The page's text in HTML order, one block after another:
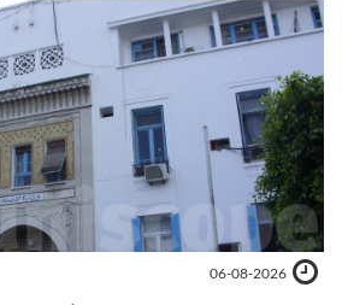
06-08-2026